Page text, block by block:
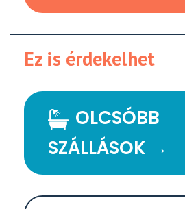
Ez is érdekelhet
OLCSÓBB
SZÁLLÁSOK →